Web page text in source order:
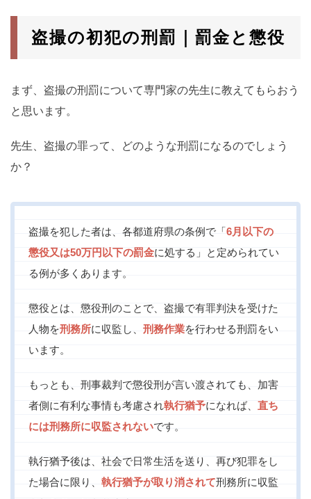
盗撮の初犯の刑罰｜罰金と懲役
まず、盗撮の刑罰について専門家の先生に教えてもらおう
と思います。
先生、盗撮の罪って、どのような刑罰になるのでしょう
か？
盗撮を犯した者は、各都道府県の条例で「 6月以下の
懲役又は50万円以下の罰金に処する」と定められてい
る例が多くあります。
懲役とは、懲役刑のことで、盗撮で有罪判決を受けた
人物を刑務所に収監し、 刑務作業を行わせる刑罰をい
います。
もっとも、刑事裁判で懲役刑が言い渡されても、加害
者側に有利な事情も考慮され執行猶予になれば、 直ち
には刑務所に収監されないです。
執行猶予後は、社会で日常生活を送り、再び犯罪をし
た場合に限り、 執行猶予が取り消されて刑務所に収監